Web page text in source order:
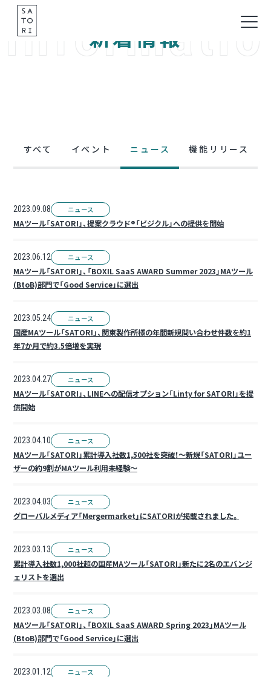
Skip
新着情報
すべて イベント ニュース 機能リリース
2023.09.08 ニュース
MAツール「SATORI」、提案クラウド®「ビジクル」への提供を開始
2023.06.12 ニュース
MAツール「SATORI」、「BOXIL SaaS AWARD Summer 2023」MAツール
(BtoB)部門で「Good Service」に選出
2023.05.24 ニュース
国産MAツール「SATORI」、関東製作所様の年間新規問い合わせ件数を約1
年7か月で約3.5倍増を実現
2023.04.27 ニュース
MAツール「SATORI」、LINEへの配信オプション「Linty for SATORI」を提
供開始
2023.04.10 ニュース
MAツール「SATORI」累計導入社数1,500社を突破！～新規「SATORI」ユー
ザーの約9割がMAツール利用未経験～
2023.04.03 ニュース
グローバルメディア「Mergermarket」にSATORIが掲載されました。
2023.03.13 ニュース
累計導入社数1,000社超の国産MAツール「SATORI」新たに2名のエバンジ
ェリストを選出
2023.03.08 ニュース
MAツール「SATORI」、「BOXIL SaaS AWARD Spring 2023」MAツール
(BtoB)部門で「Good Service」に選出
2023.01.12 ニュース